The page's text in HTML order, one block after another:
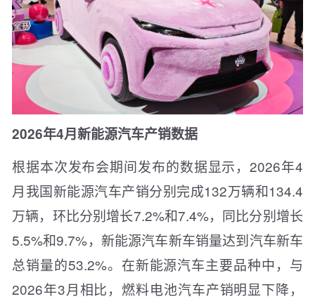
2026年4月新能源汽车产销数据
根据本次发布会期间发布的数据显示，2026年4
月我国新能源汽车产销分别完成132万辆和134.4
万辆，环比分别增长7.2%和7.4%，同比分别增长
5.5%和9.7%，新能源汽车新车销量达到汽车新车
总销量的53.2%。在新能源汽车主要品种中，与
2026年3月相比，燃料电池汽车产销明显下降，